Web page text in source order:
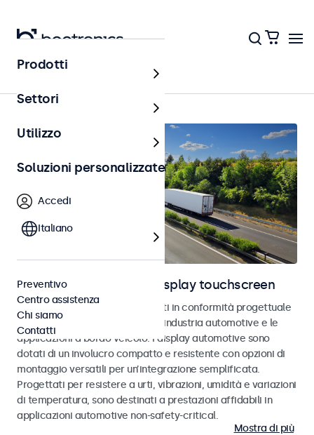
Home
Monitor automotive e display touchscreen
Monitor e touchscreen sviluppati in conformità progettuale
agli standard eMark e SAE per l’industria automotive e le
applicazioni a bordo veicolo. I display automotive sono
dotati di un involucro compatto e resistente con opzioni di
montaggio versatili per un’integrazione semplificata.
Progettati per resistere a urti, vibrazioni, umidità e variazioni
di temperatura, sono destinati a prestazioni affidabili in
applicazioni automotive non-safety-critical.
Mostra di più
Prodotti
Settori
Utilizzo
Soluzioni personalizzate
Accedi
Italiano
Preventivo
Centro assistenza
Chi siamo
Contatti